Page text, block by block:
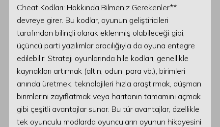
Cheat Kodları: Hakkında Bilmeniz Gerekenler**
devreye girer. Bu kodlar, oyunun geliştiricileri
tarafından bilinçli olarak eklenmiş olabileceği gibi,
üçüncü parti yazılımlar aracılığıyla da oyuna entegre
edilebilir. Strateji oyunlarında hile kodları, genellikle
kaynakları artırmak (altın, odun, para vb.), birimleri
anında üretmek, teknolojileri hızla araştırmak, düşman
birimlerini zayıflatmak veya haritanın tamamını açmak
gibi çeşitli avantajlar sunar. Bu tür avantajlar, özellikle
tek oyunculu modlarda oyuncuların oyunun hikayesini